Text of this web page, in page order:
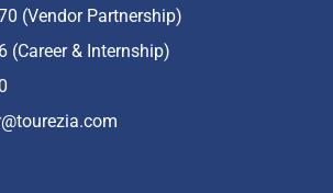
(Vendor Partnership)
(Career & Internship)